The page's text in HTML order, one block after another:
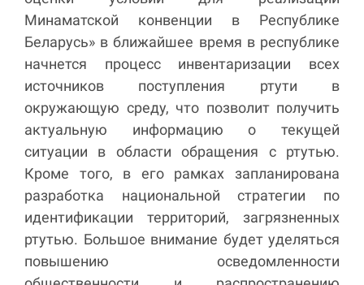
Минаматской конвенции в Республике
Беларусь» в ближайшее время в республике
начнется процесс инвентаризации всех
источников поступления ртути в
окружающую среду, что позволит получить
актуальную информацию о текущей
ситуации в области обращения с ртутью.
Кроме того, в его рамках запланирована
разработка национальной стратегии по
идентификации территорий, загрязненных
ртутью. Большое внимание будет уделяться
повышению осведомленности